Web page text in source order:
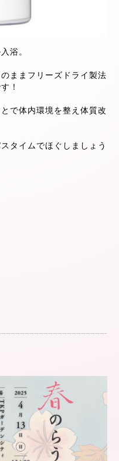
浴。
ままフリーズドライ製法
！
で体内環境を整え体質改
タイムでほぐしましょう